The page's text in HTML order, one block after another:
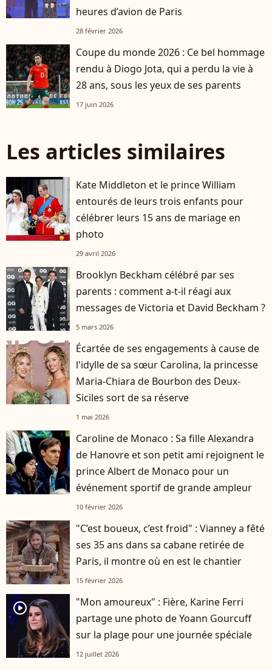
heures d’avion de Paris
28 février 2026
Coupe du monde 2026 : Ce bel hommage
rendu à Diogo Jota, qui a perdu la vie à
28 ans, sous les yeux de ses parents
17 juin 2026
Les articles similaires
Kate Middleton et le prince William
entourés de leurs trois enfants pour
célébrer leurs 15 ans de mariage en
photo
29 avril 2026
Brooklyn Beckham célébré par ses
parents : comment a-t-il réagi aux
messages de Victoria et David Beckham ?
5 mars 2026
Écartée de ses engagements à cause de
l'idylle de sa sœur Carolina, la princesse
Maria-Chiara de Bourbon des Deux-
Siciles sort de sa réserve
1 mai 2026
Caroline de Monaco : Sa fille Alexandra
de Hanovre et son petit ami rejoignent le
prince Albert de Monaco pour un
événement sportif de grande ampleur
10 février 2026
"C’est boueux, c’est froid" : Vianney a fêté
ses 35 ans dans sa cabane retirée de
Paris, il montre où en est le chantier
15 février 2026
player2
"Mon amoureux" : Fière, Karine Ferri
partage une photo de Yoann Gourcuff
sur la plage pour une journée spéciale
12 juillet 2026